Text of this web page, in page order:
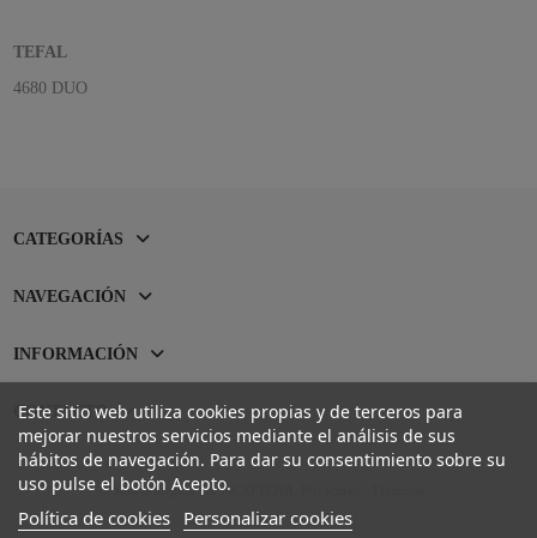
TEFAL
4680 DUO
CATEGORÍAS
NAVEGACIÓN
INFORMACIÓN
CONTACTO
Este sitio web utiliza cookies propias y de terceros para
mejorar nuestros servicios mediante el análisis de sus
hábitos de navegación. Para dar su consentimiento sobre su
uso pulse el botón Acepto.
Política de cookies Personalizar cookies
Sitio protegido por reCAPTCHA.